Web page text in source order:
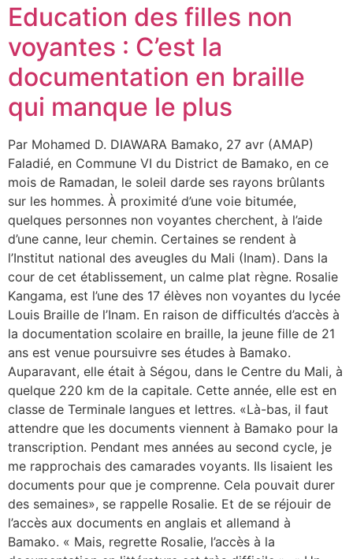
Education des filles non
voyantes : C’est la
documentation en braille
qui manque le plus
Par Mohamed D. DIAWARA Bamako, 27 avr (AMAP)
Faladié, en Commune VI du District de Bamako, en ce
mois de Ramadan, le soleil darde ses rayons brûlants
sur les hommes. À proximité d’une voie bitumée,
quelques personnes non voyantes cherchent, à l’aide
d’une canne, leur chemin. Certaines se rendent à
l’Institut national des aveugles du Mali (Inam). Dans la
cour de cet établissement, un calme plat règne. Rosalie
Kangama, est l’une des 17 élèves non voyantes du lycée
Louis Braille de l’Inam. En raison de difficultés d’accès à
la documentation scolaire en braille, la jeune fille de 21
ans est venue poursuivre ses études à Bamako.
Auparavant, elle était à Ségou, dans le Centre du Mali, à
quelque 220 km de la capitale. Cette année, elle est en
classe de Terminale langues et lettres. «Là-bas, il faut
attendre que les documents viennent à Bamako pour la
transcription. Pendant mes années au second cycle, je
me rapprochais des camarades voyants. Ils lisaient les
documents pour que je comprenne. Cela pouvait durer
des semaines», se rappelle Rosalie. Et de se réjouir de
l’accès aux documents en anglais et allemand à
Bamako. « Mais, regrette Rosalie, l’accès à la